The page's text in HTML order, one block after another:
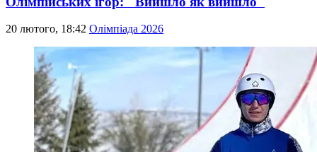
20 лютого, 18:42 Олімпіада 2026